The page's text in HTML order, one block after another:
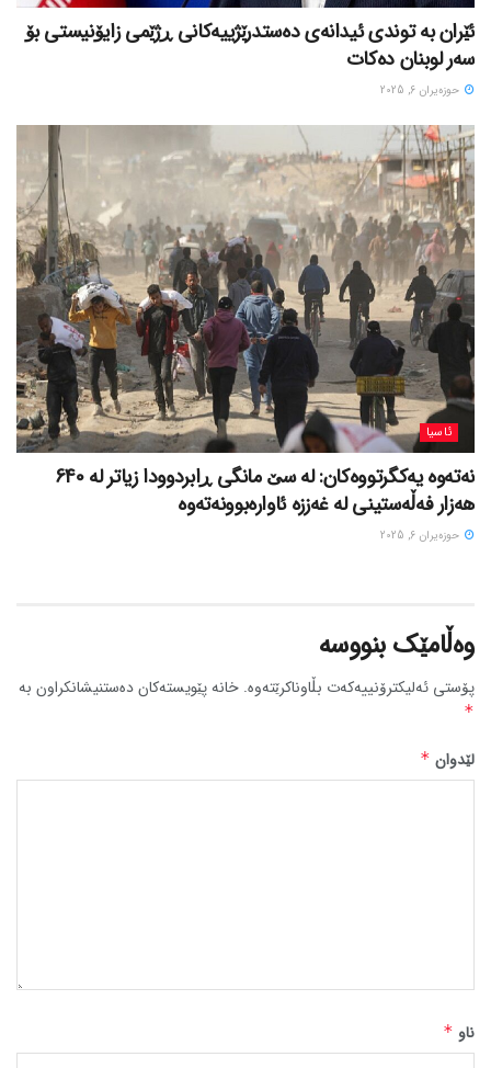
ئێران بە توندی ئیدانەی دەستدرێژییەکانی ڕژێمی زایۆنیستی بۆ
سەر لوبنان دەکات
حوزه‌یران 6, 2025
ئاسیا
نەتەوە یەکگرتووەکان: لە سێ مانگی ڕابردوودا زیاتر لە 640
هەزار فەڵەستینی لە غەززە ئاوارەبوونەتەوە
حوزه‌یران 6, 2025
وەڵامێک بنووسە
پۆستی ئەلیکترۆنییەکەت بڵاوناکرێتەوە. خانە پێویستەکان دەستنیشانکراون بە
*
لێدوان *
ناو *